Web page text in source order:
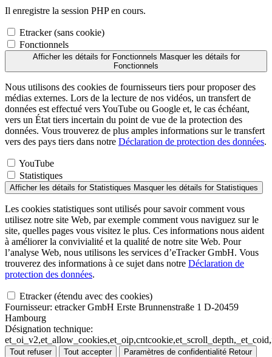
Il enregistre la session PHP en cours.
Etracker (sans cookie)
Fonctionnels
Afficher les détails for Fonctionnels Masquer les détails for
Fonctionnels
Nous utilisons des cookies de fournisseurs tiers pour proposer des
médias externes. Lors de la lecture de nos vidéos, un transfert de
données est effectué vers YouTube ou Google et, le cas échéant,
vers un État tiers incertain du point de vue de la protection des
données. Vous trouverez de plus amples informations sur le transfert
vers des pays tiers dans notre Déclaration de protection des données.
YouTube
Statistiques
Afficher les détails for Statistiques Masquer les détails for Statistiques
Les cookies statistiques sont utilisés pour savoir comment vous
utilisez notre site Web, par exemple comment vous naviguez sur le
site, quelles pages vous visitez le plus. Ces informations nous aident
à améliorer la convivialité et la qualité de notre site Web. Pour
l’analyse Web, nous utilisons les services d’eTracker GmbH. Vous
trouverez des informations à ce sujet dans notre Déclaration de
protection des données.
Etracker (étendu avec des cookies)
Fournisseur: etracker GmbH Erste Brunnenstraße 1 D-20459
Hambourg
Désignation technique:
Tout refuser Tout accepter Paramètres de confidentialité Retour